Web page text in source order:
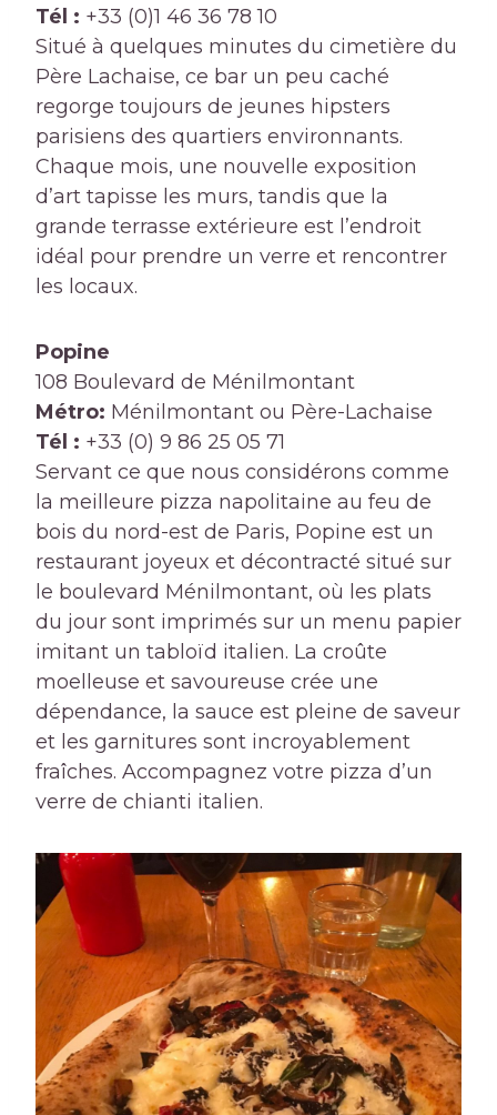
Tél : +33 (0)1 46 36 78 10
Situé à quelques minutes du cimetière du
Père Lachaise, ce bar un peu caché
regorge toujours de jeunes hipsters
parisiens des quartiers environnants.
Chaque mois, une nouvelle exposition
d’art tapisse les murs, tandis que la
grande terrasse extérieure est l’endroit
idéal pour prendre un verre et rencontrer
les locaux.
Popine
108 Boulevard de Ménilmontant
Métro: Ménilmontant ou Père-Lachaise
Tél : +33 (0) 9 86 25 05 71
Servant ce que nous considérons comme
la meilleure pizza napolitaine au feu de
bois du nord-est de Paris, Popine est un
restaurant joyeux et décontracté situé sur
le boulevard Ménilmontant, où les plats
du jour sont imprimés sur un menu papier
imitant un tabloïd italien. La croûte
moelleuse et savoureuse crée une
dépendance, la sauce est pleine de saveur
et les garnitures sont incroyablement
fraîches. Accompagnez votre pizza d’un
verre de chianti italien.